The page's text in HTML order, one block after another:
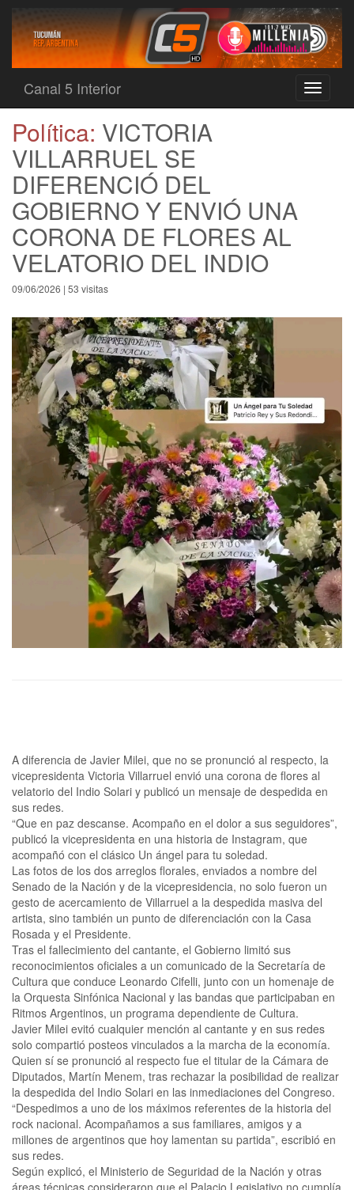
Toggle
Canal 5 Interior
Política: VICTORIA
VILLARRUEL SE
DIFERENCIÓ DEL
GOBIERNO Y ENVIÓ UNA
CORONA DE FLORES AL
VELATORIO DEL INDIO
09/06/2026 | 53 visitas
A diferencia de Javier Milei, que no se pronunció al respecto, la
vicepresidenta Victoria Villarruel envió una corona de flores al
velatorio del Indio Solari y publicó un mensaje de despedida en
sus redes.
“Que en paz descanse. Acompaño en el dolor a sus seguidores”,
publicó la vicepresidenta en una historia de Instagram, que
acompañó con el clásico Un ángel para tu soledad.
Las fotos de los dos arreglos florales, enviados a nombre del
Senado de la Nación y de la vicepresidencia, no solo fueron un
gesto de acercamiento de Villarruel a la despedida masiva del
artista, sino también un punto de diferenciación con la Casa
Rosada y el Presidente.
Tras el fallecimiento del cantante, el Gobierno limitó sus
reconocimientos oficiales a un comunicado de la Secretaría de
Cultura que conduce Leonardo Cifelli, junto con un homenaje de
la Orquesta Sinfónica Nacional y las bandas que participaban en
Ritmos Argentinos, un programa dependiente de Cultura.
Javier Milei evitó cualquier mención al cantante y en sus redes
solo compartió posteos vinculados a la marcha de la economía.
Quien sí se pronunció al respecto fue el titular de la Cámara de
Diputados, Martín Menem, tras rechazar la posibilidad de realizar
la despedida del Indio Solari en las inmediaciones del Congreso.
“Despedimos a uno de los máximos referentes de la historia del
rock nacional. Acompañamos a sus familiares, amigos y a
millones de argentinos que hoy lamentan su partida”, escribió en
sus redes.
Según explicó, el Ministerio de Seguridad de la Nación y otras
áreas técnicas consideraron que el Palacio Legislativo no cumplía